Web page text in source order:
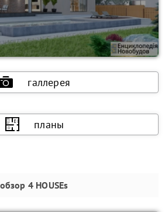
галлерея
планы
обзор 4 HOUSEs